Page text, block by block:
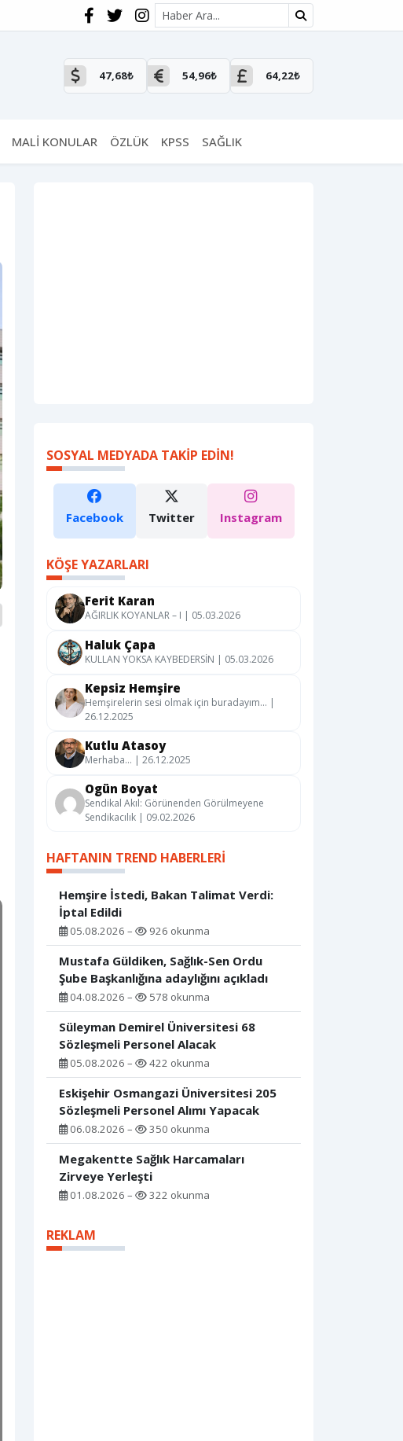
Site içi arama
47,68₺ 54,96₺ 64,22₺
MALİ KONULAR ÖZLÜK KPSS SAĞLIK
SOSYAL MEDYADA TAKIP EDIN!
Facebook Twitter Instagram
KÖŞE YAZARLARI
Ferit Karan
AĞIRLIK KOYANLAR – I | 05.03.2026
Haluk Çapa
KULLAN YOKSA KAYBEDERSİN | 05.03.2026
Kepsiz Hemşire
Hemşirelerin sesi olmak için buradayım… |
26.12.2025
Kutlu Atasoy
Merhaba… | 26.12.2025
Ogün Boyat
Sendikal Akıl: Görünenden Görülmeyene
Sendikacılık | 09.02.2026
HAFTANIN TREND HABERLERI
Hemşire İstedi, Bakan Talimat Verdi:
İptal Edildi
05.08.2026 – 926 okunma
Mustafa Güldiken, Sağlık-Sen Ordu
Şube Başkanlığına adaylığını açıkladı
04.08.2026 – 578 okunma
Süleyman Demirel Üniversitesi 68
Sözleşmeli Personel Alacak
05.08.2026 – 422 okunma
Eskişehir Osmangazi Üniversitesi 205
Sözleşmeli Personel Alımı Yapacak
06.08.2026 – 350 okunma
Megakentte Sağlık Harcamaları
Zirveye Yerleşti
01.08.2026 – 322 okunma
REKLAM